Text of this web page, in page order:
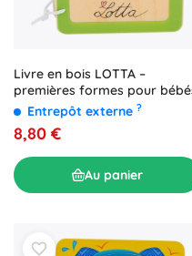
Livre en bois LOTTA –
premières formes pour
Entrepôt externe ?
8,80 €
Au panier